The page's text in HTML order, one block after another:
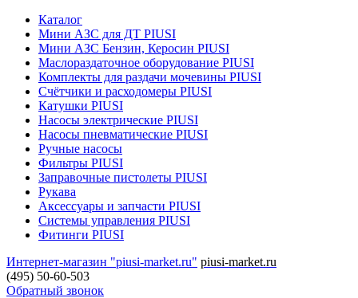
Каталог
Мини АЗС для ДТ PIUSI
Мини АЗС Бензин, Керосин PIUSI
Маслораздаточное оборудование PIUSI
Комплекты для раздачи мочевины PIUSI
Счётчики и расходомеры PIUSI
Катушки PIUSI
Насосы электрические PIUSI
Насосы пневматические PIUSI
Ручные насосы
Фильтры PIUSI
Заправочные пистолеты PIUSI
Рукава
Аксессуары и запчасти PIUSI
Системы управления PIUSI
Фитинги PIUSI
Интернет-магазин "piusi-market.ru" piusi-market.ru
(495) 50-60-503
Обратный звонок